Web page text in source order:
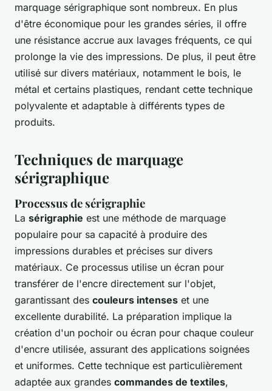
marquage sérigraphique sont nombreux. En plus
d'être économique pour les grandes séries, il offre
une résistance accrue aux lavages fréquents, ce qui
prolonge la vie des impressions. De plus, il peut être
utilisé sur divers matériaux, notamment le bois, le
métal et certains plastiques, rendant cette technique
polyvalente et adaptable à différents types de
produits.
Techniques de marquage
sérigraphique
Processus de sérigraphie
La sérigraphie est une méthode de marquage
populaire pour sa capacité à produire des
impressions durables et précises sur divers
matériaux. Ce processus utilise un écran pour
transférer de l'encre directement sur l'objet,
garantissant des couleurs intenses et une
excellente durabilité. La préparation implique la
création d'un pochoir ou écran pour chaque couleur
d'encre utilisée, assurant des applications soignées
et uniformes. Cette technique est particulièrement
adaptée aux grandes commandes de textiles,